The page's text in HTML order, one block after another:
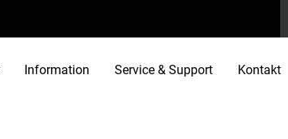
Information Service & Support Kontakt